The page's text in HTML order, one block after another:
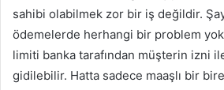
sahibi olabilmek zor bir iş değildir.
ödemelerde herhangi bir problem
limiti banka tarafından müşterin izni
gidilebilir. Hatta sadece maaşlı bir